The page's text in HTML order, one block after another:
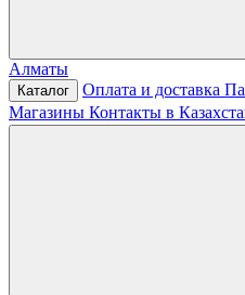
Алматы
Каталог Оплата и доставка
Магазины Контакты в